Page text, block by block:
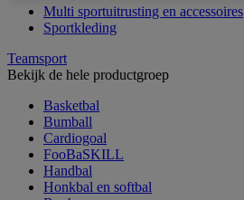
Multi sportuitrusting en accessoires
Sportkleding
Teamsport
Bekijk de hele productgroep
Basketbal
Bumball
Cardiogoal
FooBaSKILL
Handbal
Honkbal en softbal